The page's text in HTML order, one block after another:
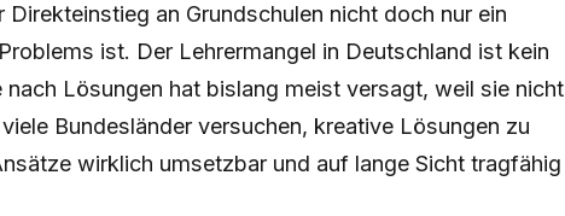
an Grundschulen nicht doch nur ein
ist. Der Lehrermangel in Deutschland ist kein
nach Lösungen hat bislang meist versagt, weil sie nicht
Bundesländer versuchen, kreative Lösungen zu
wirklich umsetzbar und auf lange Sicht tragfähig